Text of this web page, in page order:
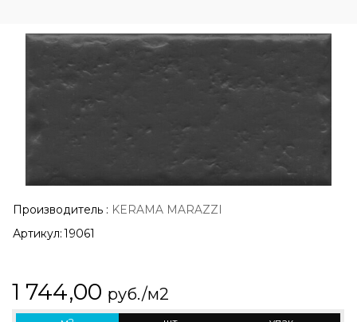
Производитель : KERAMA MARAZZI
Артикул: 19061
1 744,00 руб./м2